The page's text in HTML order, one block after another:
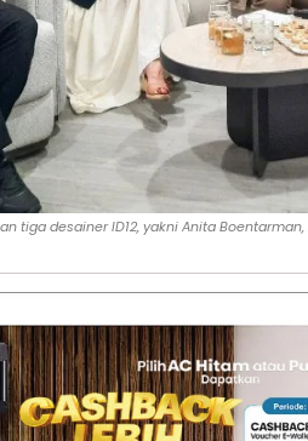
tiga desainer ID12, yakni Anita